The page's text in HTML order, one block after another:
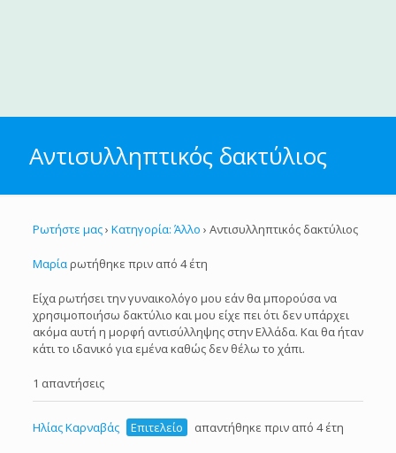
Αντισυλληπτικός δακτύλιος
Ρωτήστε μας› Κατηγορία: Άλλο › Αντισυλληπτικός δακτύλιος
Μαρίαρωτήθηκε πριν από 4 έτη
Είχα ρωτήσει την γυναικολόγο μου εάν θα μπορούσα να
χρησιμοποιήσω δακτύλιο και μου είχε πει ότι δεν υπάρχει
ακόμα αυτή η μορφή αντισύλληψης στην Ελλάδα. Και θα ήταν
κάτι το ιδανικό για εμένα καθώς δεν θέλω το χάπι.
1 απαντήσεις
Ηλίας Καρναβάς Επιτελείο απαντήθηκε πριν από 4 έτη